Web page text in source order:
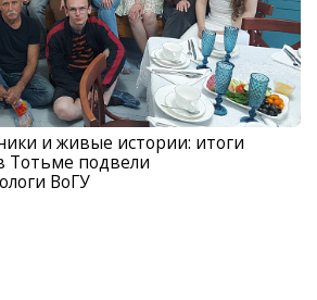
и живые истории: итоги
Тотьме подвели
ВоГУ